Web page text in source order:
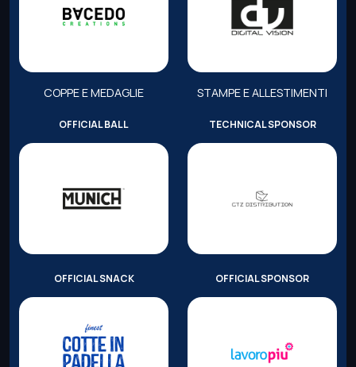
COPPE E MEDAGLIE STAMPE E ALLESTIMENTI
OFFICIAL BALL TECHNICAL SPONSOR
OFFICIAL SNACK OFFICIAL SPONSOR